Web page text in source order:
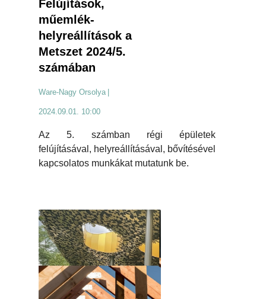
Felújítások,
műemlék-
helyreállítások a
Metszet 2024/5.
számában
Ware-Nagy Orsolya
2024.09.01. 10:00
Az 5. számban régi épületek
felújításával, helyreállításával, bővítésével
kapcsolatos munkákat mutatunk be.